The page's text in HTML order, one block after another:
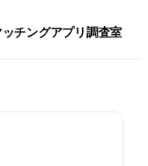
ッチングアプリ調査室